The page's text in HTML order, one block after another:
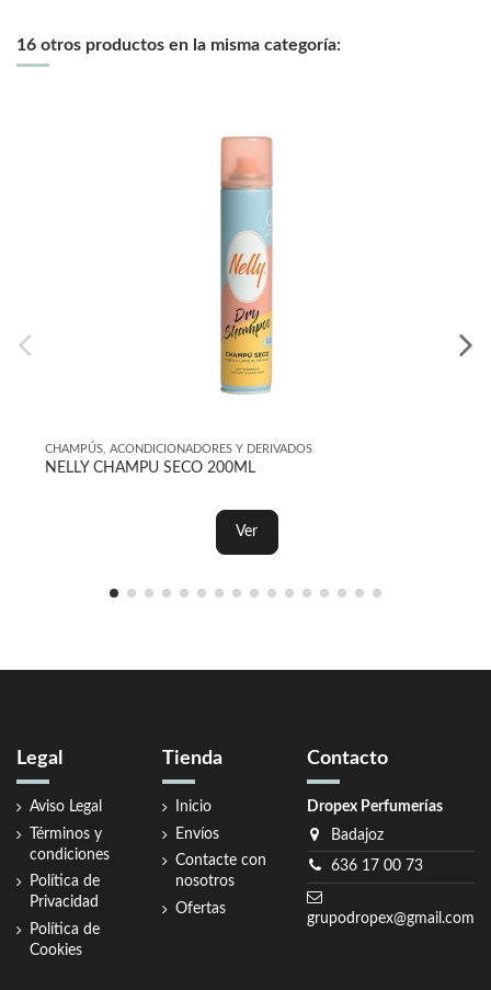
16 otros productos en la misma categoría:
ACONDICIONADORES Y DERIVADOS
CHAMPU SECO 200ML
Legal
Aviso Legal
Términos y
condiciones
Política de
Privacidad
Política de
Cookies
Tienda
Inicio
Envíos
Contacte con
nosotros
Ofertas
Contacto
Dropex Perfumerías
Badajoz
636 17 00 73
grupodropex@gmail.com